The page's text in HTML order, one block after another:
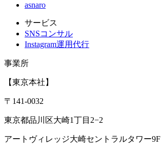
asnaro
サービス
SNSコンサル
Instagram運用代行
事業所
【東京本社】
〒141-0032
東京都品川区大崎1丁目2−2
アートヴィレッジ大崎セントラルタワー9F